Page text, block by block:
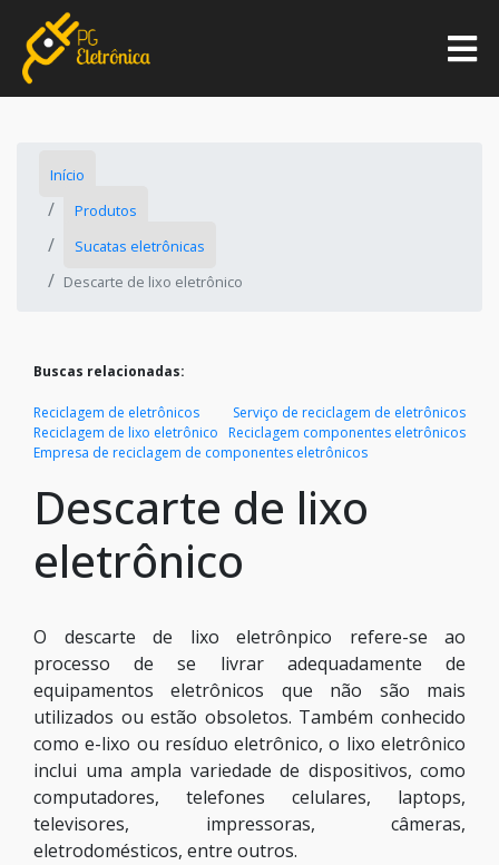
Início
Produtos
Sucatas eletrônicas
Descarte de lixo eletrônico
Buscas relacionadas:
Reciclagem de eletrônicos
Serviço de reciclagem de eletrônicos
Reciclagem de lixo eletrônico Reciclagem componentes eletrônicos
Empresa de reciclagem de componentes eletrônicos
Descarte de lixo
eletrônico
O descarte de lixo eletrônpico refere-se ao
processo de se livrar adequadamente de
equipamentos eletrônicos que não são mais
utilizados ou estão obsoletos. Também conhecido
como e-lixo ou resíduo eletrônico, o lixo eletrônico
inclui uma ampla variedade de dispositivos, como
computadores, telefones celulares, laptops,
televisores, impressoras, câmeras,
eletrodomésticos, entre outros.